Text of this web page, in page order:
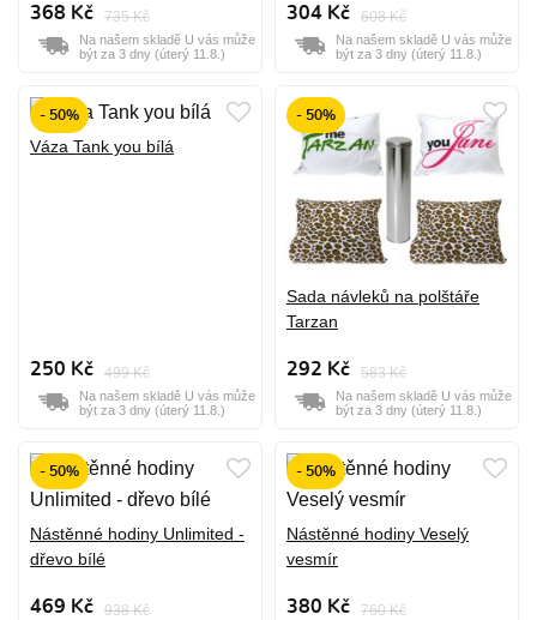
368 Kč 735 Kč
Na našem skladě U vás může
být za 3 dny (úterý 11.8.)
304 Kč 608 Kč
Na našem skladě U vás může
být za 3 dny (úterý 11.8.)
- 50%
Váza Tank you bílá
250 Kč 499 Kč
Na našem skladě U vás může
být za 3 dny (úterý 11.8.)
- 50%
Sada návleků na polštáře
Tarzan
292 Kč 583 Kč
Na našem skladě U vás může
být za 3 dny (úterý 11.8.)
- 50%
Nástěnné hodiny Unlimited -
dřevo bílé
469 Kč 938 Kč
- 50%
Nástěnné hodiny Veselý
vesmír
380 Kč 760 Kč